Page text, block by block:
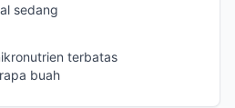
sedang
terbatas
buah